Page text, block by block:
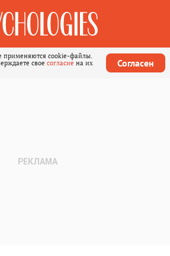
применяются cookie-файлы.
свое согласие на их
Согласен